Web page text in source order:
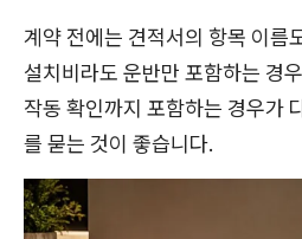
계약 전에는 견적서의 항목 이름
설치비라도 운반만 포함하는 경
작동 확인까지 포함하는 경우가
를 묻는 것이 좋습니다.